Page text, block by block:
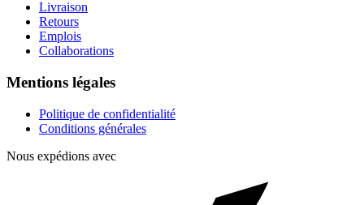
Livraison
Retours
Emplois
Collaborations
Mentions légales
Politique de confidentialité
Conditions générales
Nous expédions avec